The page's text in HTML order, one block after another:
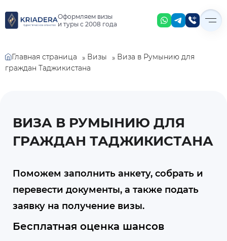
Оформляем визы
и туры с 2008 года
Главная страница » Визы » Виза в Румынию для
граждан Таджикистана
ВИЗА В РУМЫНИЮ ДЛЯ
ГРАЖДАН ТАДЖИКИСТАНА
Поможем заполнить анкету, собрать и
перевести документы, а также подать
заявку на получение визы.
Бесплатная оценка шансов